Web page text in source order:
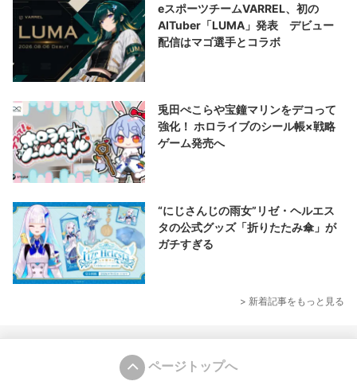
eスポーツチームVARREL、初の
AITuber「LUMA」発表 デビュー
配信はマゴ選手とコラボ
兎田ぺこらや宝鐘マリンをデコって
強化！ ホロライブのシール帳×戦略
ゲーム発売へ
“にじさんじの雨女”リゼ・ヘルエス
タの公式グッズ「折りたたみ傘」が
ガチすぎる
> 新着記事をもっと見る
ページトップへ